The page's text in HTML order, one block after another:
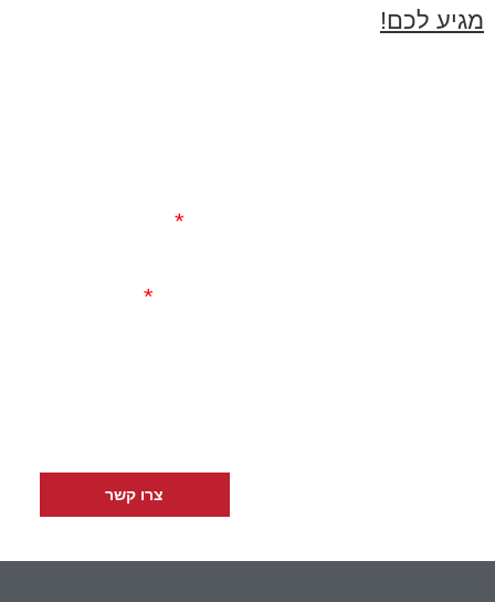
מגיע לכם!
צרו קשר